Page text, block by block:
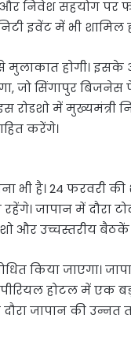
और निवेश सहयोग पर
इवेंट में भी शामिल
मुलाकात होगी। इसके
जो सिंगापुर
रोडशो में मुख्यमंत्री
करेंगे।
भी है। 24 फरवरी की
जापान में दौरा
और उच्चस्तरीय बैठकें
किया जाएगा।
होटल में एक
दौरा जापान की